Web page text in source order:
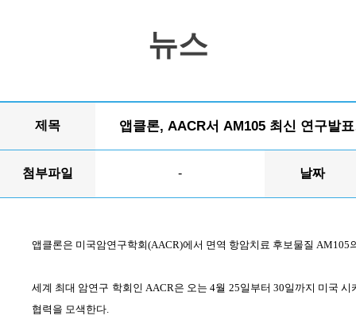
뉴스
제목 앱클론, AACR서 AM105 최신 연구발
첨부파일 - 날짜
앱클론은 미국암연구학회(AACR)에서 면역 항암치료 후보물질 AM105
세계 최대 암연구 학회인 AACR은 오는 4월 25일부터 30일까지 미국 시
협력을 모색한다.